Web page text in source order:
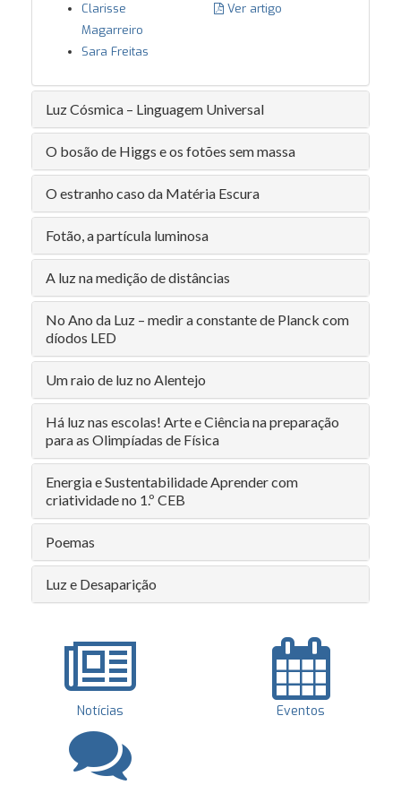
Clarisse
Magarreiro
Sara Freitas
Ver artigo
Luz Cósmica – Linguagem Universal
O bosão de Higgs e os fotões sem massa
O estranho caso da Matéria Escura
Fotão, a partícula luminosa
A luz na medição de distâncias
No Ano da Luz – medir a constante de Planck com
díodos LED
Um raio de luz no Alentejo
Há luz nas escolas! Arte e Ciência na preparação
para as Olimpíadas de Física
Energia e Sustentabilidade Aprender com
criatividade no 1.º CEB
Poemas
Luz e Desaparição
Notícias Eventos